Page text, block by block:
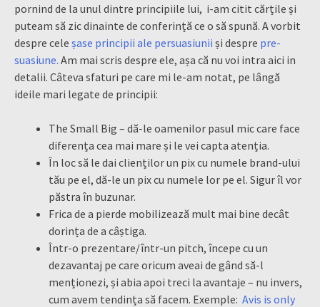
pornind de la unul dintre principiile lui, i-am citit cărțile și
puteam să zic dinainte de conferință ce o să spună. A vorbit
despre cele șase principii ale persuasiunii și despre pre-
suasiune. Am mai scris despre ele, așa că nu voi intra aici in
detalii. Câteva sfaturi pe care mi le-am notat, pe lângă
ideile mari legate de principii:
The Small Big – dă-le oamenilor pasul mic care face
diferența cea mai mare și le vei capta atenția.
În loc să le dai clienților un pix cu numele brand-ului
tău pe el, dă-le un pix cu numele lor pe el. Sigur îl vor
păstra în buzunar.
Frica de a pierde mobilizează mult mai bine decât
dorința de a câștiga.
Într-o prezentare/într-un pitch, începe cu un
dezavantaj pe care oricum aveai de gând să-l
menționezi, și abia apoi treci la avantaje – nu invers,
cum avem tendința să facem. Exemple: Avis is only